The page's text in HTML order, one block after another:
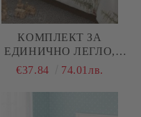
КОМПЛЕКТ ЗА
ЕДИНИЧНО ЛЕГЛО,
ЗАЙЧЕТА В ГОРАТА,
ПАМУК (ПОПЛИН), 3
€37.84 74.01лв.